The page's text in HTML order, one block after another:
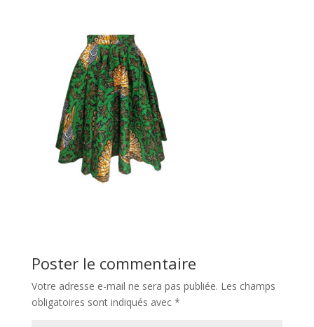
Poster le commentaire
Votre adresse e-mail ne sera pas publiée. Les champs
obligatoires sont indiqués avec *